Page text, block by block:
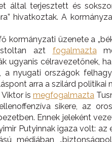
által terjesztett és
hivatkoztak. A
kormányzati üzenete a
azt fogalmazta
ugyanis célravezetőnek,
nyugati országok
arra a szilárd
is megfogalmazta
sikere, az
Ennek jeleként
Putyinnak igaza volt:
médiában